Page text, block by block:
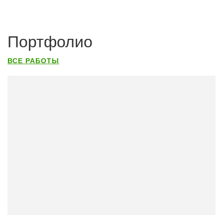
Портфолио
ВСЕ РАБОТЫ